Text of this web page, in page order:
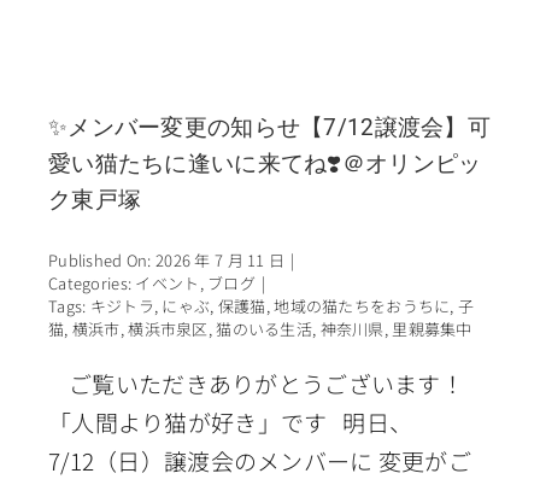
✨メンバー変更の知らせ【7/12譲渡会】可
愛い猫たちに逢いに来てね❣️＠オリンピッ
ク東戸塚
Published On: 2026 年 7 月 11 日 |
Categories: イベント , ブログ |
Tags: キジトラ, にゃぶ, 保護猫,地域の猫たちをおうちに,子
猫, 横浜市,横浜市泉区,猫のいる生活, 神奈川県, 里親募集中
ご覧いただきありがとうございます！
「人間より猫が好き」です 明日、
7/12（日）譲渡会のメンバーに 変更がご